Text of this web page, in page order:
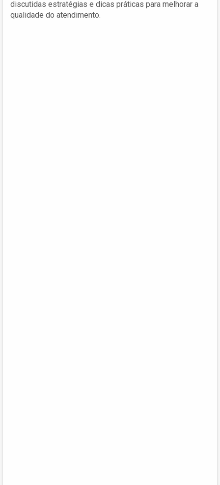
discutidas estratégias e dicas práticas para melhorar a
qualidade do atendimento.